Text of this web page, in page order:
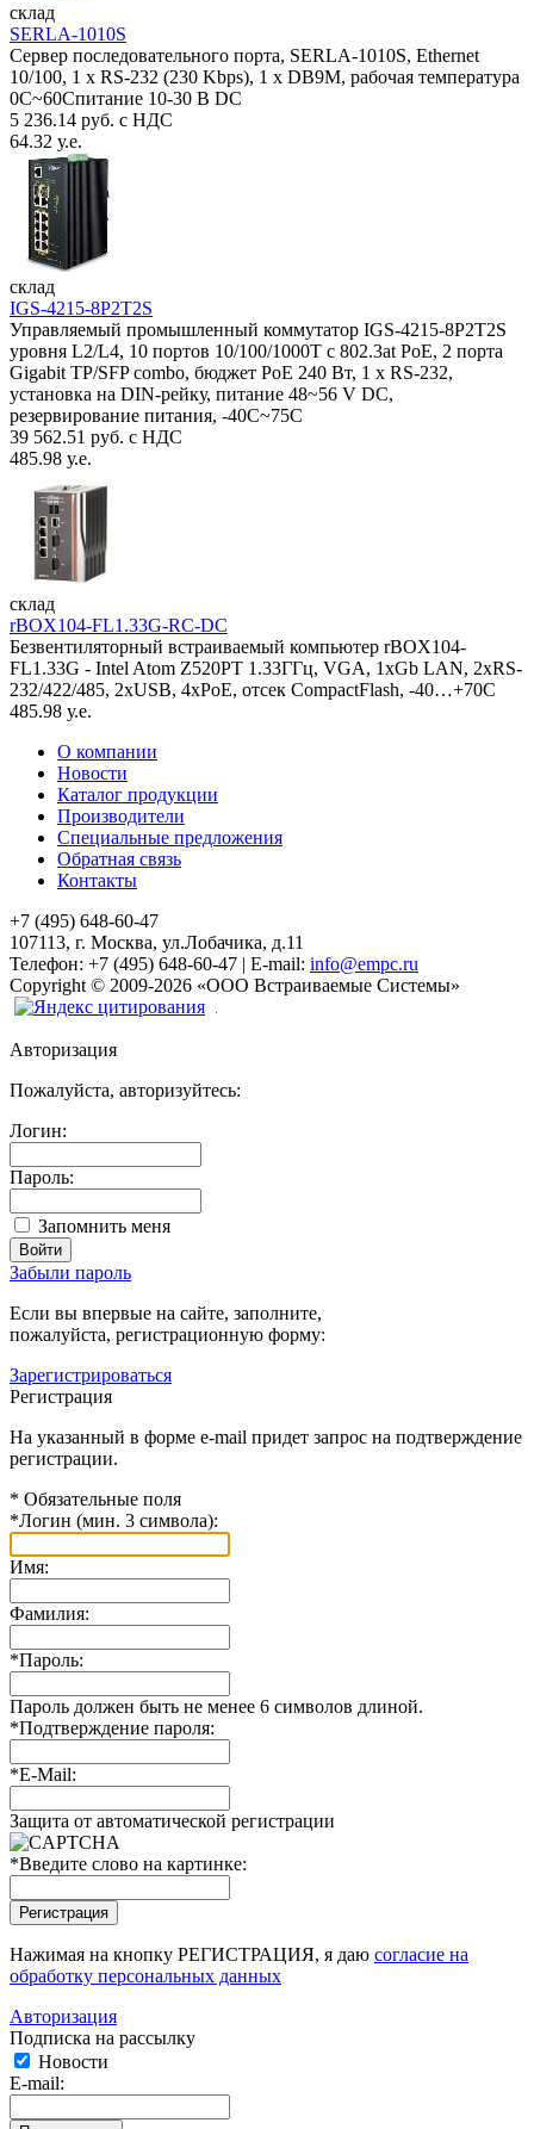
склад
SERLA-1010S
Сервер последовательного порта, SERLA-1010S, Ethernet
10/100, 1 x RS-232 (230 Kbps), 1 x DB9M, рабочая температура
0C~60Спитание 10-30 В DC
5 236.14 руб. с НДС
64.32 у.е.
склад
IGS-4215-8P2T2S
Управляемый промышленный коммутатор IGS-4215-8P2T2S
уровня L2/L4, 10 портов 10/100/1000T с 802.3at PoE, 2 порта
Gigabit TP/SFP combo, бюджет PoE 240 Вт, 1 x RS-232,
установка на DIN-рейку, питание 48~56 V DC,
резервирование питания, -40С~75C
39 562.51 руб. с НДС
485.98 у.е.
склад
rBOX104-FL1.33G-RC-DC
Безвентиляторный встраиваемый компьютер rBOX104-
FL1.33G - Intel Atom Z520PT 1.33ГГц, VGA, 1xGb LAN, 2xRS-
232/422/485, 2xUSB, 4xPoE, отсек CompactFlash, -40…+70C
485.98 у.е.
О компании
Новости
Каталог продукции
Производители
Специальные предложения
Обратная связь
Контакты
+7 (495) 648-60-47
107113, г. Москва, ул.Лобачика, д.11
Телефон: +7 (495) 648-60-47 | E-mail: info@empc.ru
Copyright © 2009-2026 «ООО Встраиваемые Системы»
Авторизация
Пожалуйста, авторизуйтесь:
Логин:
Пароль:
Запомнить меня
Забыли пароль
Если вы впервые на сайте, заполните,
пожалуйста, регистрационную форму:
Зарегистрироваться
Регистрация
На указанный в форме e-mail придет запрос на подтверждение
регистрации.
* Обязательные поля
*Логин (мин. 3 символа):
Имя:
Фамилия:
*Пароль:
Пароль должен быть не менее 6 символов длиной.
*Подтверждение пароля:
*E-Mail:
Защита от автоматической регистрации
*Введите слово на картинке:
Нажимая на кнопку РЕГИСТРАЦИЯ, я даю согласие на
обработку персональных данных
Авторизация
Подписка на рассылку
Новости
E-mail: